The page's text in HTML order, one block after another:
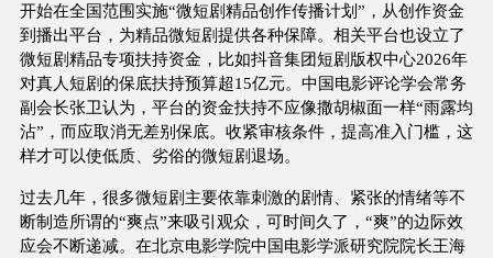
开始在全国范围实施“微短剧精品创作传播计划”，从创作资金
到播出平台，为精品微短剧提供各种保障。相关平台也设立了
微短剧精品专项扶持资金，比如抖音集团短剧版权中心2026年
对真人短剧的保底扶持预算超15亿元。中国电影评论学会常务
副会长张卫认为，平台的资金扶持不应像撒胡椒面一样“雨露均
沾”，而应取消无差别保底。收紧审核条件，提高准入门槛，这
样才可以使低质、劣俗的微短剧退场。
过去几年，很多微短剧主要依靠刺激的剧情、紧张的情绪等不
断制造所谓的“爽点”来吸引观众，可时间久了，“爽”的边际效
应会不断递减。在北京电影学院中国电影学派研究院院长王海